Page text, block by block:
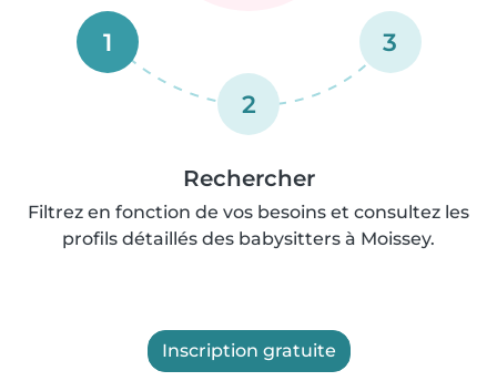
1
2
3
Rechercher
Filtrez en fonction de vos besoins et consultez les
profils détaillés des babysitters à Moissey.
Inscription gratuite